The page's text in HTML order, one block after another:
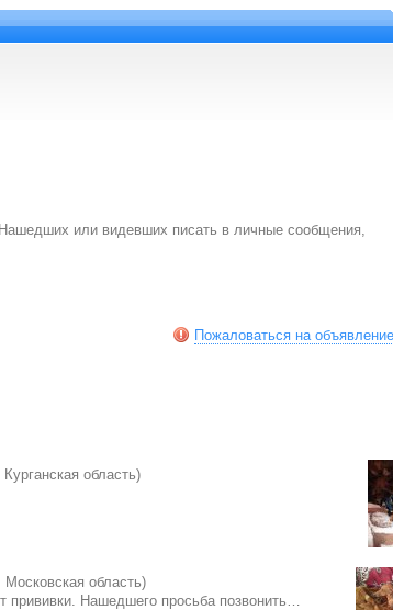
Нашедших или видевших писать в личные сообщения,
Пожаловаться на объявление
Курганская область)
область)
Нашедшего просьба позвонить…